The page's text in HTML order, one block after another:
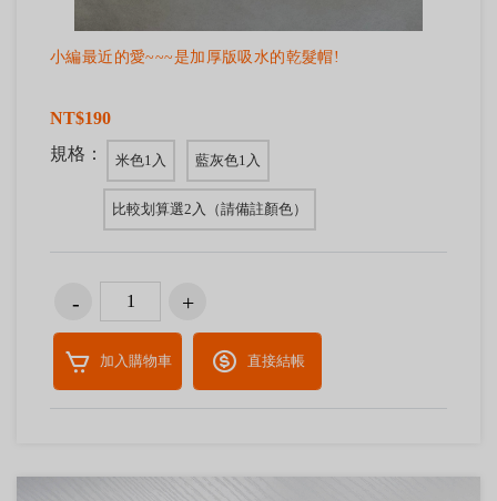
小編最近的愛~~~是加厚版吸水的乾髮帽!
NT$190
規格：
米色1入 藍灰色1入
比較划算選2入（請備註顏色）
加入購物車 直接結帳